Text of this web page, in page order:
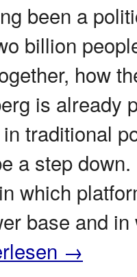
been a
billion
how
is already
traditional
a step
which
base and
→